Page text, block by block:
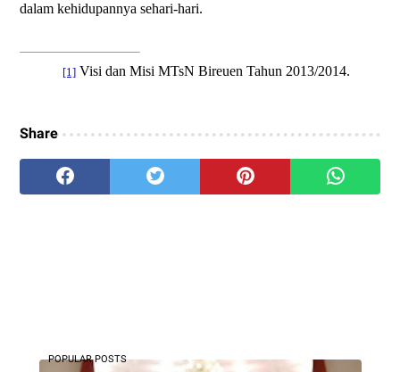
dalam kehidupannya sehari-hari.
[1] Visi dan Misi MTsN Bireuen Tahun 2013/2014.
Share
POPULAR POSTS